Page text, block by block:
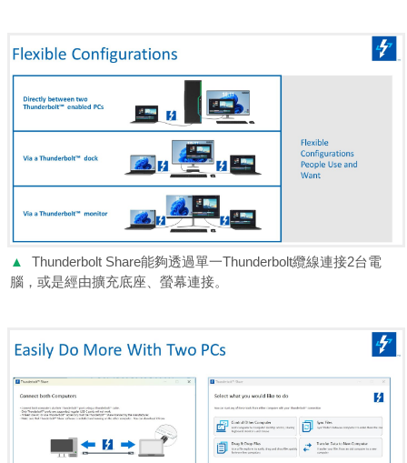
▲
Thunderbolt Share能夠透過單一Thunderbolt纜線連接2台電
腦，或是經由擴充底座、螢幕連接。